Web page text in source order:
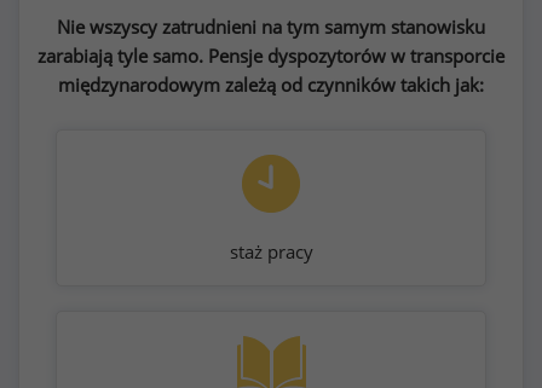
Nie wszyscy zatrudnieni na tym samym stanowisku
zarabiają tyle samo. Pensje dyspozytorów w transporcie
międzynarodowym zależą od czynników takich jak:
staż pracy